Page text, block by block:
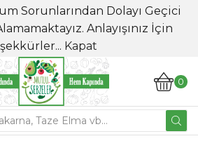
Sorunlarından Dolayı Geçici
Anlayışınız İçin
Kapat
0